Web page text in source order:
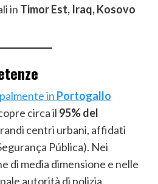
in Timor Est, Iraq, Kosovo
in Portogallo
circa il 95% del
centri urbani, affidati
Pública). Nei
di media dimensione e nelle
autorità di polizia.